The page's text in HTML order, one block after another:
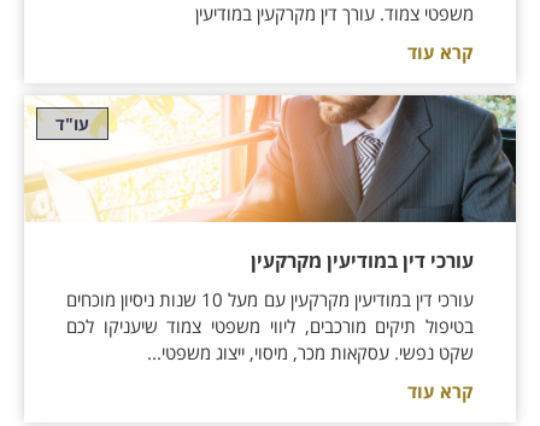
משפטי צמוד. עורך דין מקרקעין במודיעין
קרא עוד
עו"ד
עורכי דין במודיעין מקרקעין
עורכי דין במודיעין מקרקעין עם מעל 10 שנות ניסיון מוכחים
בטיפול תיקים מורכבים, ליווי משפטי צמוד שיעניקו לכם
שקט נפשי. עסקאות מכר, מיסוי, ייצוג משפטי...
קרא עוד